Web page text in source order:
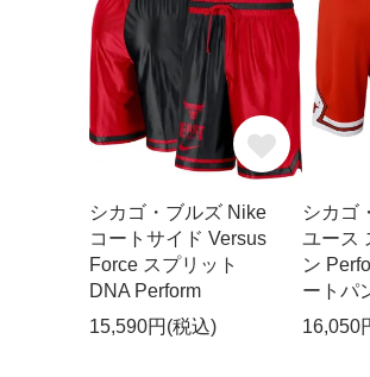
シカゴ・ブルズ Nike
コートサイド Versus
Force スプリット
DNA Perform
15,590円(税込)
シカゴ
ユース
ン
ートパ
16,050